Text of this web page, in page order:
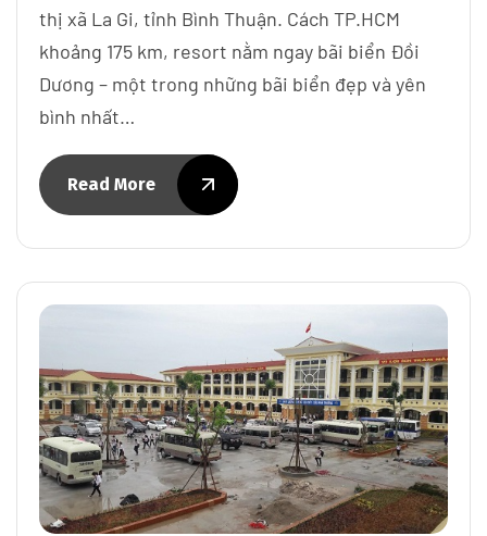
thị xã La Gi, tỉnh Bình Thuận. Cách TP.HCM
khoảng 175 km, resort nằm ngay bãi biển Đồi
Dương – một trong những bãi biển đẹp và yên
bình nhất…
Read More